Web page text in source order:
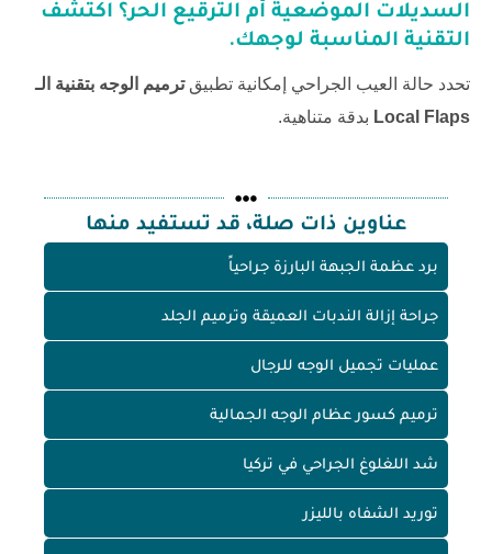
السديلات الموضعية أم الترقيع الحر؟ اكتشف
التقنية المناسبة لوجهك.
تحدد حالة العيب الجراحي إمكانية تطبيقترميم الوجه بتقنية الـ
Local Flaps بدقة متناهية.
عناوين ذات صلة، قد تستفيد منها
برد عظمة الجبهة البارزة جراحياً
جراحة إزالة الندبات العميقة وترميم الجلد
عمليات تجميل الوجه للرجال
ترميم كسور عظام الوجه الجمالية
شد اللغلوغ الجراحي في تركيا
توريد الشفاه بالليزر